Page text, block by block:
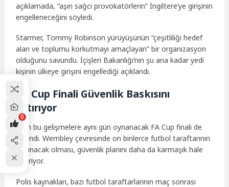
açıklamada, “aşırı sağcı provokatörlerin” İngiltere’ye girişinin
engelleneceğini söyledi.
Starmer, Tommy Robinson yürüyüşünün “çeşitliliği hedef
alan ve toplumu korkutmayı amaçlayan” bir organizasyon
olduğunu savundu. İçişleri Bakanlığı’nın şu ana kadar yedi
kişinin ülkeye girişini engellediği açıklandı.
FA Cup Finali Güvenlik Baskısını
Artırıyor
Tüm bu gelişmelere aynı gün oynanacak FA Cup finali de
eklendi. Wembley çevresinde on binlerce futbol taraftarının
bulunacak olması, güvenlik planını daha da karmaşık hale
getiriyor.
Polis kaynakları, bazı futbol taraftarlarının maç sonrası
0